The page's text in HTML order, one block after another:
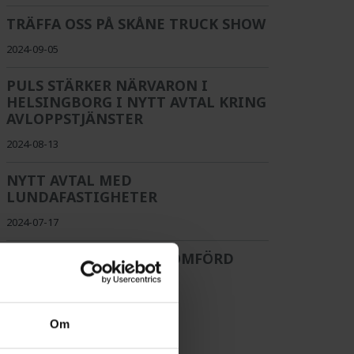
Om
TRÄFFA OSS PÅ SKÅNE TRUCK SHOW
2024-09-05
PULS STÄRKER NÄRVARON I
HELSINGBORG I NYTT AVTAL KRING
AVLOPPSTJÄNSTER
2024-08-13
NYTT AVTAL MED
LUNDAFASTIGHETER
2024-07-17
INTERNREVISION GENOMFÖRD
2